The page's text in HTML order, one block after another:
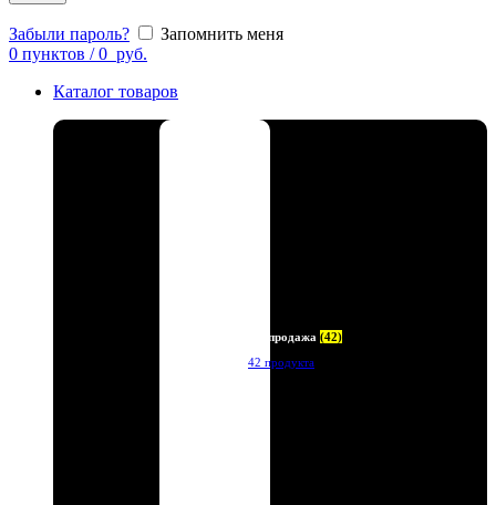
Забыли пароль?
Запомнить меня
0 пунктов / 0 руб.
Каталог товаров
Распродажа (42)
42 продукта